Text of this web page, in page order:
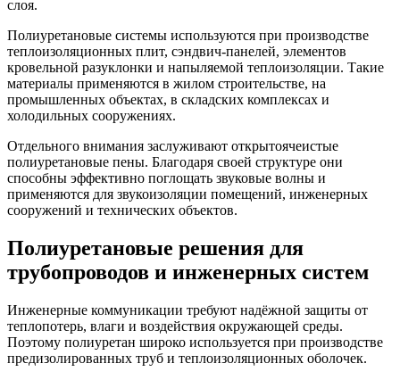
слоя.
Полиуретановые системы используются при производстве
теплоизоляционных плит, сэндвич-панелей, элементов
кровельной разуклонки и напыляемой теплоизоляции. Такие
материалы применяются в жилом строительстве, на
промышленных объектах, в складских комплексах и
холодильных сооружениях.
Отдельного внимания заслуживают открытоячеистые
полиуретановые пены. Благодаря своей структуре они
способны эффективно поглощать звуковые волны и
применяются для звукоизоляции помещений, инженерных
сооружений и технических объектов.
Полиуретановые решения для
трубопроводов и инженерных систем
Инженерные коммуникации требуют надёжной защиты от
теплопотерь, влаги и воздействия окружающей среды.
Поэтому полиуретан широко используется при производстве
предизолированных труб и теплоизоляционных оболочек.